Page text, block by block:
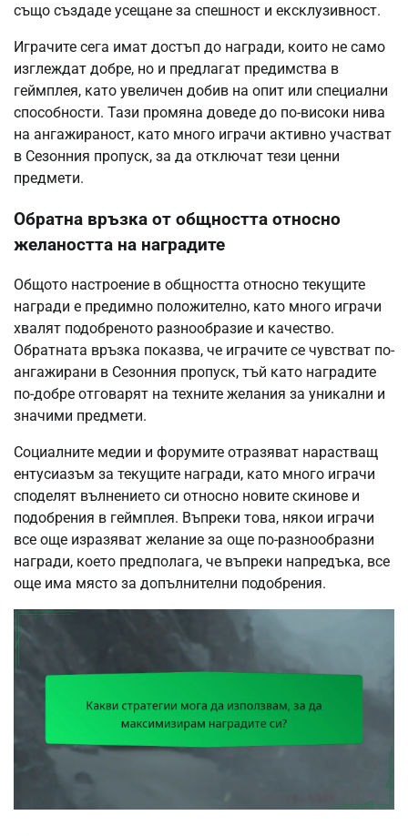
също създаде усещане за спешност и ексклузивност.
Играчите сега имат достъп до награди, които не само
изглеждат добре, но и предлагат предимства в
геймплея, като увеличен добив на опит или специални
способности. Тази промяна доведе до по-високи нива
на ангажираност, като много играчи активно участват
в Сезонния пропуск, за да отключат тези ценни
предмети.
Обратна връзка от общността относно
желаността на наградите
Общото настроение в общността относно текущите
награди е предимно положително, като много играчи
хвалят подобреното разнообразие и качество.
Обратната връзка показва, че играчите се чувстват по-
ангажирани в Сезонния пропуск, тъй като наградите
по-добре отговарят на техните желания за уникални и
значими предмети.
Социалните медии и форумите отразяват нарастващ
ентусиазъм за текущите награди, като много играчи
споделят вълнението си относно новите скинове и
подобрения в геймплея. Въпреки това, някои играчи
все още изразяват желание за още по-разнообразни
награди, което предполага, че въпреки напредъка, все
още има място за допълнителни подобрения.